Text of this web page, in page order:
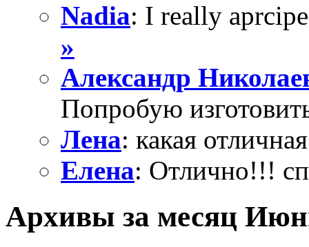
Nadia: I really
»
Александр
Попробую
Лена: какая
Елена: Отлично!!!
Архивы за месяц